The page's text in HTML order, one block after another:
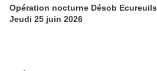
Opération nocturne Désob Ecureuils
Jeudi 25 juin 2026